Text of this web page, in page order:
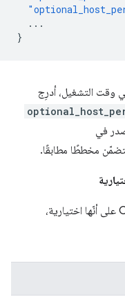
...
}
وقت التشغيل، أدرِج
في
مخططًا مطابقًا.
يمكن تحديد معظم أذونات إضافات Chrome على أنّها اختيارية،